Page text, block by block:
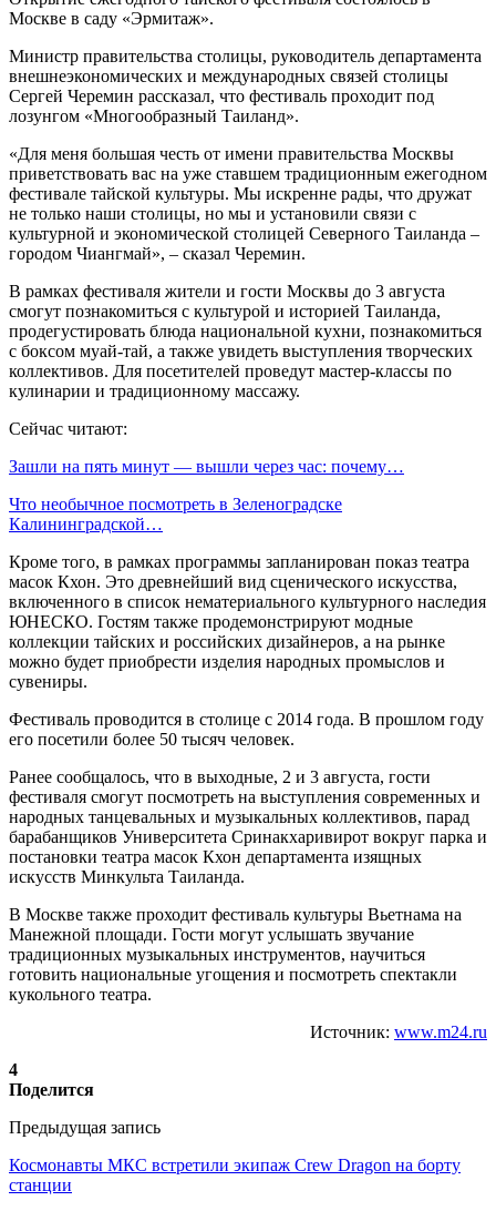
Москве в саду «Эрмитаж».
Министр правительства столицы, руководитель департамента
внешнеэкономических и международных связей столицы
Сергей Черемин рассказал, что фестиваль проходит под
лозунгом «Многообразный Таиланд».
«Для меня большая честь от имени правительства Москвы
приветствовать вас на уже ставшем традиционным ежегодном
фестивале тайской культуры. Мы искренне рады, что дружат
не только наши столицы, но мы и установили связи с
культурной и экономической столицей Северного Таиланда –
городом Чиангмай», – сказал Черемин.
В рамках фестиваля жители и гости Москвы до 3 августа
смогут познакомиться с культурой и историей Таиланда,
продегустировать блюда национальной кухни, познакомиться
с боксом муай-тай, а также увидеть выступления творческих
коллективов. Для посетителей проведут мастер-классы по
кулинарии и традиционному массажу.
Сейчас читают:
Зашли на пять минут — вышли через час: почему…
Что необычное посмотреть в Зеленоградске
Калининградской…
Кроме того, в рамках программы запланирован показ театра
масок Кхон. Это древнейший вид сценического искусства,
включенного в список нематериального культурного наследия
ЮНЕСКО. Гостям также продемонстрируют модные
коллекции тайских и российских дизайнеров, а на рынке
можно будет приобрести изделия народных промыслов и
сувениры.
Фестиваль проводится в столице с 2014 года. В прошлом году
его посетили более 50 тысяч человек.
Ранее сообщалось, что в выходные, 2 и 3 августа, гости
фестиваля смогут посмотреть на выступления современных и
народных танцевальных и музыкальных коллективов, парад
барабанщиков Университета Сринакхаривирот вокруг парка и
постановки театра масок Кхон департамента изящных
искусств Минкульта Таиланда.
В Москве также проходит фестиваль культуры Вьетнама на
Манежной площади. Гости могут услышать звучание
традиционных музыкальных инструментов, научиться
готовить национальные угощения и посмотреть спектакли
кукольного театра.
Источник: www.m24.ru
4
Поделится
Предыдущая запись
Космонавты МКС встретили экипаж Crew Dragon на борту
станции